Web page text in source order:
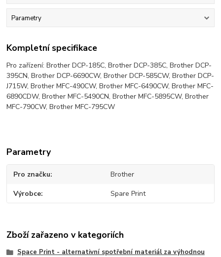
Parametry
Kompletní specifikace
Pro zařízení: Brother DCP-185C, Brother DCP-385C, Brother DCP-
395CN, Brother DCP-6690CW, Brother DCP-585CW, Brother DCP-
J715W, Brother MFC-490CW, Brother MFC-6490CW, Brother MFC-
6890CDW, Brother MFC-5490CN, Brother MFC-5895CW, Brother
MFC-790CW, Brother MFC-795CW
Parametry
Pro značku Brother
Výrobce Spare Print
Zboží zařazeno v kategoriích
Space Print - alternativní spotřební materiál za výhodnou